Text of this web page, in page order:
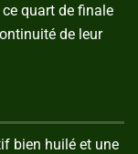
quart de finale
de leur
bien huilé et une